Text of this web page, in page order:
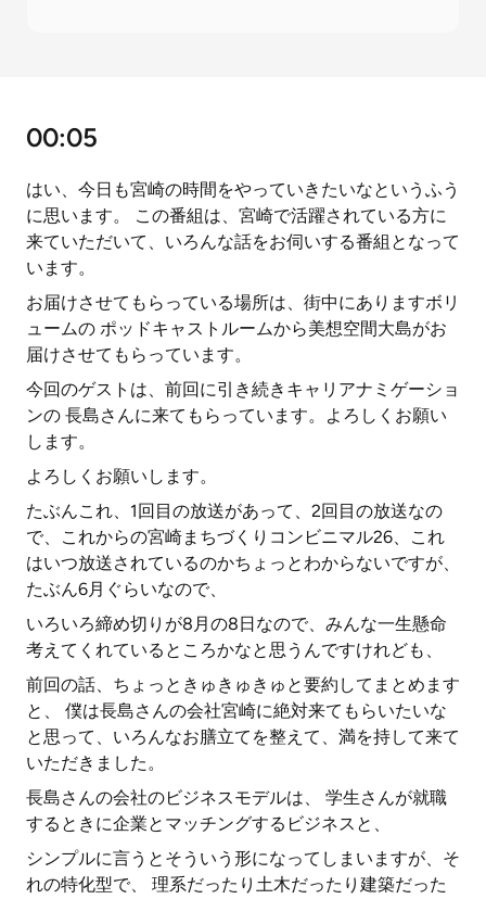
00:05
はい、今日も宮崎の時間をやっていきたいなというふう
に思います。 この番組は、宮崎で活躍されている方に
来ていただいて、いろんな話をお伺いする番組となって
います。
お届けさせてもらっている場所は、街中にありますボリ
ュームの ポッドキャストルームから美想空間大島がお
届けさせてもらっています。
今回のゲストは、前回に引き続きキャリアナミゲーショ
ンの 長島さんに来てもらっています。よろしくお願い
します。
よろしくお願いします。
たぶんこれ、1回目の放送があって、2回目の放送なの
で、これからの宮崎まちづくりコンビニマル26、これ
はいつ放送されているのかちょっとわからないですが、
たぶん6月ぐらいなので、
いろいろ締め切りが8月の8日なので、みんな一生懸命
考えてくれているところかなと思うんですけれども、
前回の話、ちょっときゅきゅきゅと要約してまとめます
と、 僕は長島さんの会社宮崎に絶対来てもらいたいな
と思って、いろんなお膳立てを整えて、満を持して来て
いただきました。
長島さんの会社のビジネスモデルは、 学生さんが就職
するときに企業とマッチングするビジネスと、
シンプルに言うとそういう形になってしまいますが、そ
れの特化型で、 理系だったり土木だったり建築だった